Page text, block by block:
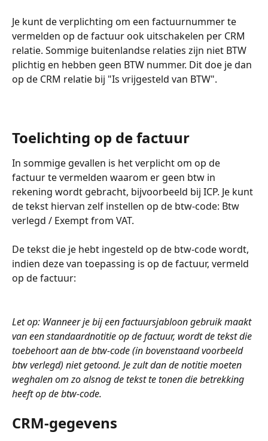
Je kunt de verplichting om een factuurnummer te
vermelden op de factuur ook uitschakelen per CRM
relatie. Sommige buitenlandse relaties zijn niet BTW
plichtig en hebben geen BTW nummer. Dit doe je dan
op de CRM relatie bij "Is vrijgesteld van BTW".
Toelichting op de factuur
In sommige gevallen is het verplicht om op de
factuur te vermelden waarom er geen btw in
rekening wordt gebracht, bijvoorbeeld bij ICP. Je kunt
de tekst hiervan zelf instellen op de btw-code: Btw
verlegd / Exempt from VAT.
De tekst die je hebt ingesteld op de btw-code wordt,
indien deze van toepassing is op de factuur, vermeld
op de factuur:
Let op: Wanneer je bij een factuursjabloon gebruik maakt
van een standaardnotitie op de factuur, wordt de tekst die
toebehoort aan de btw-code (in bovenstaand voorbeeld
btw verlegd) niet getoond. Je zult dan de notitie moeten
weghalen om zo alsnog de tekst te tonen die betrekking
heeft op de btw-code.
CRM-gegevens